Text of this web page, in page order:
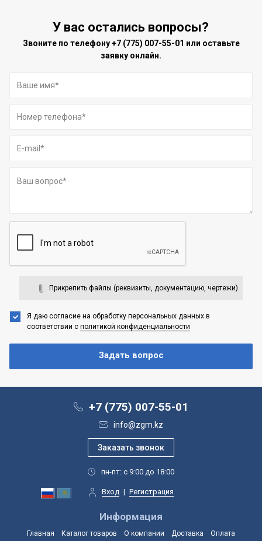
У вас остались вопросы?
Звоните по телефону+7 (775) 007-55-01 или оставьте
заявку онлайн.
Прикрепить файлы (реквизиты, документацию, чертежи)
Я даю согласие на обработку персональных данных в
соответствии с политикой конфиденциальности
+7 (775) 007-55-01
info@zgm.kz
пн-пт: с 9:00 до 18:00
Вход | Регистрация
Информация
Главная Каталог товаров О компании Доставка
Оплата